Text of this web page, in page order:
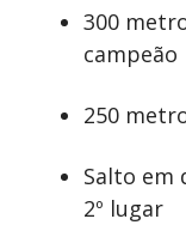
300
campeão
250
Salto em
2º lugar